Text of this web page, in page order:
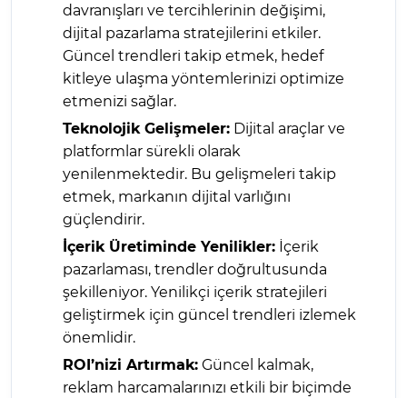
davranışları ve tercihlerinin değişimi,
dijital pazarlama stratejilerini etkiler.
Güncel trendleri takip etmek, hedef
kitleye ulaşma yöntemlerinizi optimize
etmenizi sağlar.
Teknolojik Gelişmeler: Dijital araçlar ve
platformlar sürekli olarak
yenilenmektedir. Bu gelişmeleri takip
etmek, markanın dijital varlığını
güçlendirir.
İçerik Üretiminde Yenilikler: İçerik
pazarlaması, trendler doğrultusunda
şekilleniyor. Yenilikçi içerik stratejileri
geliştirmek için güncel trendleri izlemek
önemlidir.
ROI’nizi Artırmak: Güncel kalmak,
reklam harcamalarınızı etkili bir biçimde